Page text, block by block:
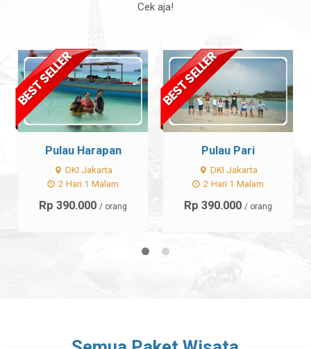
Cek aja!
Pulau Harapan
DKI Jakarta
2 Hari 1 Malam
Rp 390.000 / orang
Pulau Pari
DKI Jakarta
2 Hari 1 Malam
Rp 390.000 / orang